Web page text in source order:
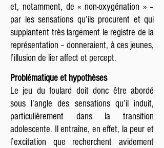
et, notamment, de « non-oxygénation » –
par les sensations qu’ils procurent et qui
supplantent très largement le registre de la
représentation – donneraient, à ces jeunes,
l’illusion de lier affect et percept.
Problématique et hypothèses
Le jeu du foulard doit donc être abordé
sous l’angle des sensations qu’il induit,
particulièrement dans la transition
adolescente. Il entraîne, en effet, la peur et
l’excitation que recherchent avidement